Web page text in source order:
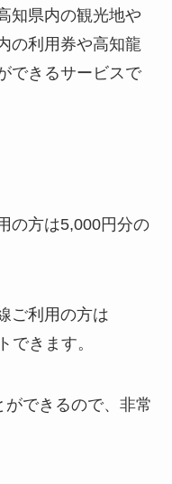
知県内の観光地や
の利用券や高知龍
できるサービスで
の方は5,000円分の
ご利用の方は
できます。
できるので、非常